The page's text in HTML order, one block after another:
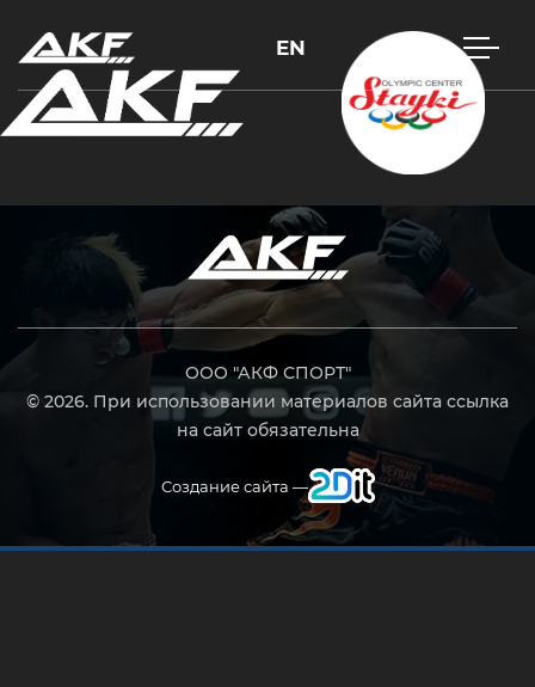
EN
ООО "АКФ СПОРТ"
© 2026. При использовании материалов сайта ссылка
на сайт обязательна
Создание сайта —
Нажмите Enter для поиска или Esc, чтобы закрыть